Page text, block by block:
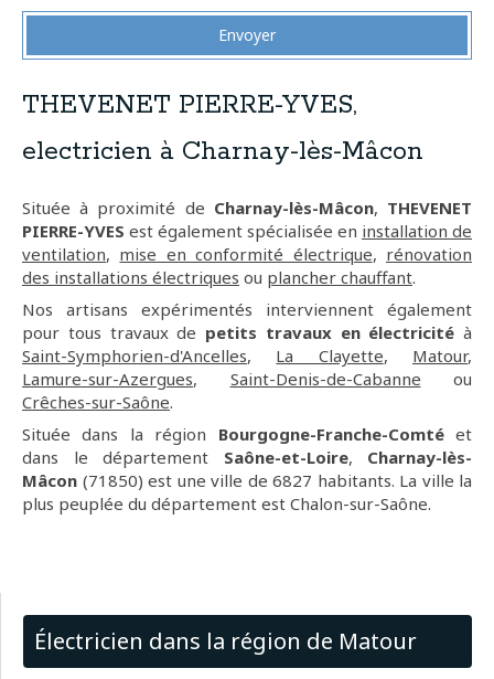
Envoyer
THEVENET PIERRE-YVES,
electricien à Charnay-lès-Mâcon
Située à proximité de Charnay-lès-Mâcon, THEVENET
PIERRE-YVES est également spécialisée en installation de
ventilation, mise en conformité électrique, rénovation
des installations électriques ou plancher chauffant.
Nos artisans expérimentés interviennent également
pour tous travaux de petits travaux en électricité à
Saint-Symphorien-d'Ancelles, La Clayette, Matour,
Lamure-sur-Azergues, Saint-Denis-de-Cabanne ou
Crêches-sur-Saône.
Située dans la région Bourgogne-Franche-Comtéet
dans le département Saône-et-Loire, Charnay-lès-
Mâcon (71850) est une ville de 6827 habitants. La ville la
plus peuplée du département est Chalon-sur-Saône.
Électricien dans la région de Matour